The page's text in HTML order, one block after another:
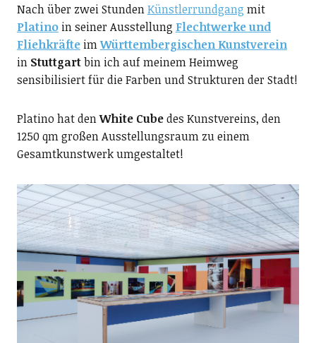
Nach über zwei StundenKünstlerrundgang mit
Platinoin seiner Ausstellung Flechtwerke und
FliehkräfteimWürttembergischen Kunstverein
in Stuttgartbin ich auf meinem Heimweg
sensibilisiert für die Farben und Strukturen der Stadt!
Platino hat denWhite Cubedes Kunstvereins, den
1250 qm großen Ausstellungsraum zu einem
Gesamtkunstwerk umgestaltet!